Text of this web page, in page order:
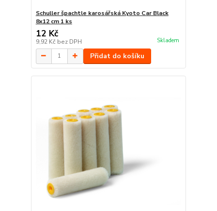
Schuller špachtle karosářská Kyoto Car Black
8x12 cm 1 ks
12 Kč
9,92 Kč bez DPH Skladem
Přidat do košíku